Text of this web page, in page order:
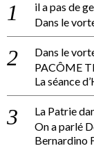
il a pas de
Dans le
Dans le
PACÔME
La séance
La Patrie
On a parlé
Bernardino